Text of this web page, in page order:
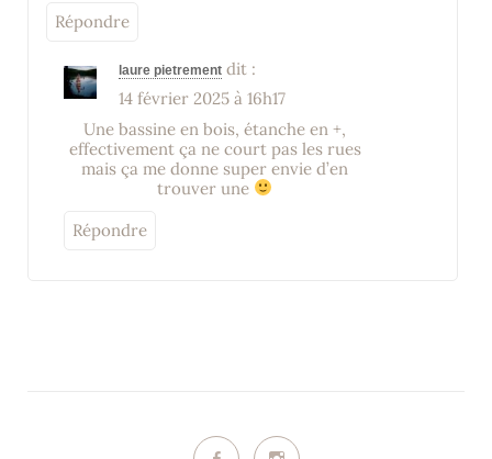
Répondre
laure pietrement dit :
14 février 2025 à 16h17
Une bassine en bois, étanche en +,
effectivement ça ne court pas les rues
mais ça me donne super envie d’en
trouver une
Répondre